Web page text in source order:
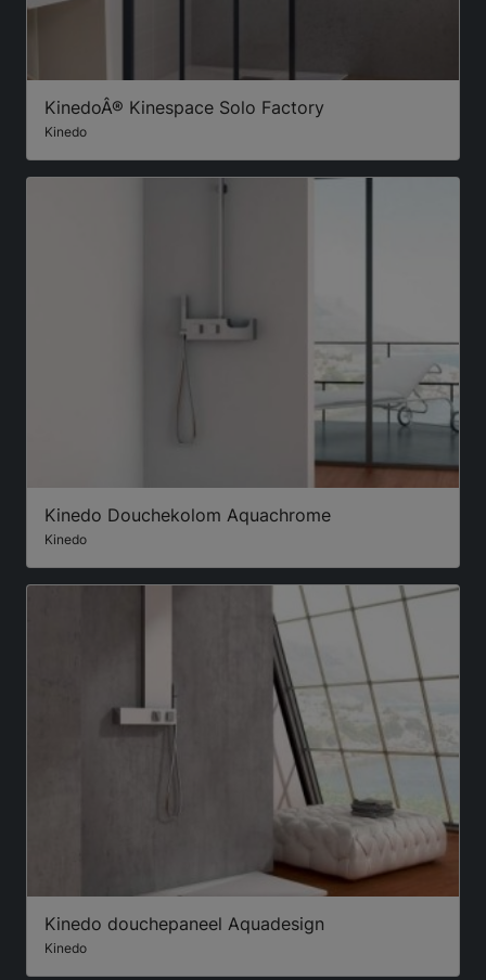
KinedoÂ® Kinespace Solo Factory
Kinedo
Kinedo Douchekolom Aquachrome
Kinedo
Kinedo douchepaneel Aquadesign
Kinedo